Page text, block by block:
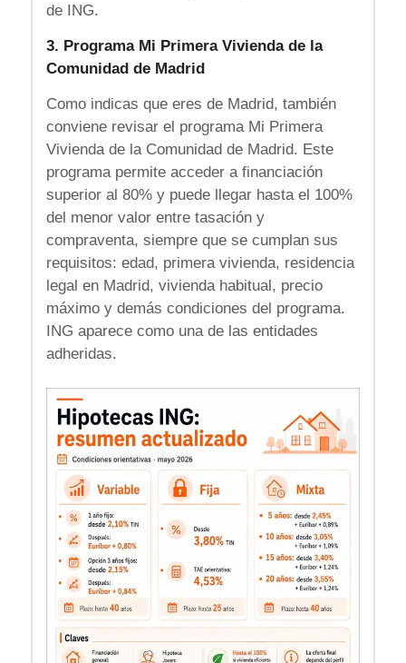
de ING.
3. Programa Mi Primera Vivienda de la
Comunidad de Madrid
Como indicas que eres de Madrid, también
conviene revisar el programa Mi Primera
Vivienda de la Comunidad de Madrid. Este
programa permite acceder a financiación
superior al 80% y puede llegar hasta el 100%
del menor valor entre tasación y
compraventa, siempre que se cumplan sus
requisitos: edad, primera vivienda, residencia
legal en Madrid, vivienda habitual, precio
máximo y demás condiciones del programa.
ING aparece como una de las entidades
adheridas.